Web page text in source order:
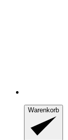
Warenkorb